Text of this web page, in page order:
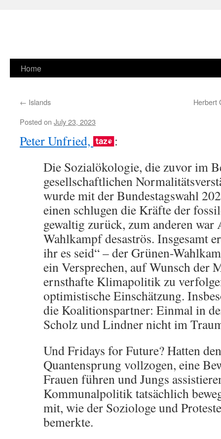
Skip
content
Home
← Islands
Herbert
Posted on July 23, 2023
Peter Unfried,
:
Die Sozialökologie, die zuvor im
gesellschaftlichen
wurde mit der Bundestagswahl
einen schlugen die Kräfte der
gewaltig zurück, zum anderen war
Wahlkampf desaströs. Insgesamt
ihr es seid“ – der Grünen-
ein Versprechen, auf Wunsch der
ernsthafte Klimapolitik zu
optimistische Einschätzung.
die Koali­tionspartner: Einmal in
Scholz und Lindner nicht im
Und Fridays for Future? Hatten
Quantensprung vollzogen, eine
Frauen führen und Jungs
Kommunalpolitik tatsächlich
mit, wie der Soziologe und
bemerkte.